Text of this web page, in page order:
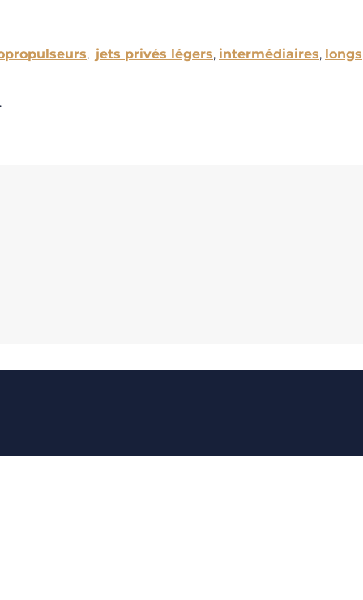
, jets privés légers, intermédiaires, longs
.